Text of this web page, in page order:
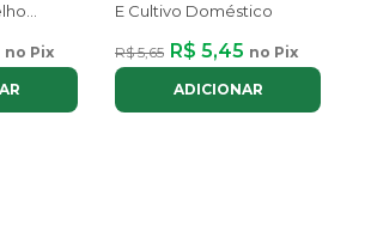
no Pix
E Cultivo Doméstico
R$ 5,65 R$ 5,45 no Pix
ADICIONAR